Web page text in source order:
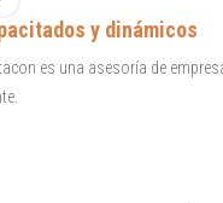
y dinámicos
es una asesoría de